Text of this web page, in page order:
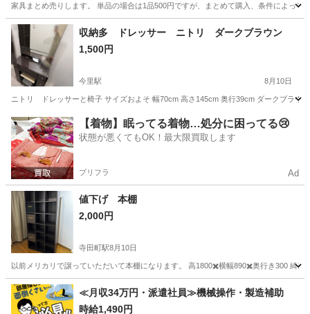
家具まとめ売りします。 単品の場合は1品500円ですが、まとめて購入、条件によっ
大阪 守口市 大日駅 収納家具
収納多 ドレッサー ニトリ ダークブラウン
1,500円
今里駅 8月10日
ニトリ ドレッサーと椅子 サイズおよそ 幅70cm 高さ145cm 奥行39cm ダークブラウ
大阪 大阪市 今里駅 ドレッサー ニトリ
【着物】眠ってる着物…処分に困ってる😢
状態が悪くてもOK！最大限買取します
プリフラ Ad
値下げ 本棚
2,000円
寺田町駅8月10日
以前メリカリで譲っていただいて本棚になります。 高1800✖️横幅890✖️奥行き300 綺
大阪 大阪市 寺田町駅 収納家具
≪月収34万円・派遣社員≫機械操作・製造補助
時給1,490円